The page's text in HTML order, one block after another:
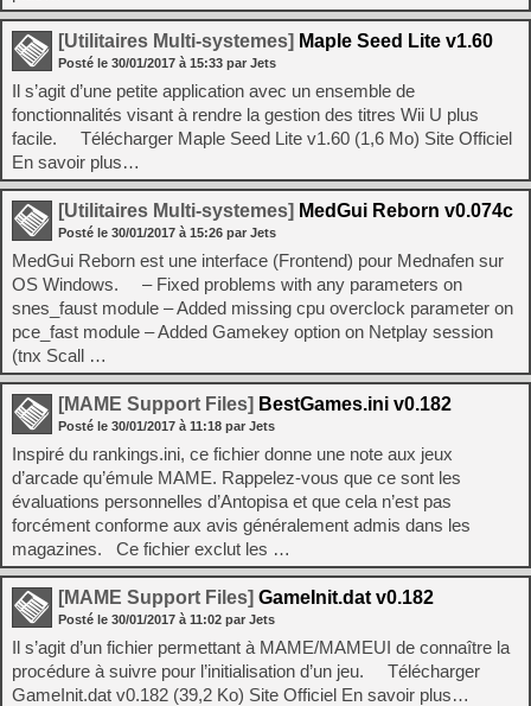
[Utilitaires Multi-systemes] Maple Seed Lite v1.60
Posté le 30/01/2017 à 15:33 par Jets
Il s’agit d’une petite application avec un ensemble de
fonctionnalités visant à rendre la gestion des titres Wii U plus
facile. Télécharger Maple Seed Lite v1.60 (1,6 Mo) Site Officiel
En savoir plus…
[Utilitaires Multi-systemes] MedGui Reborn v0.074c
Posté le 30/01/2017 à 15:26 par Jets
MedGui Reborn est une interface (Frontend) pour Mednafen sur
OS Windows. – Fixed problems with any parameters on
snes_faust module – Added missing cpu overclock parameter on
pce_fast module – Added Gamekey option on Netplay session
(tnx Scall …
[MAME Support Files] BestGames.ini v0.182
Posté le 30/01/2017 à 11:18 par Jets
Inspiré du rankings.ini, ce fichier donne une note aux jeux
d’arcade qu’émule MAME. Rappelez-vous que ce sont les
évaluations personnelles d’Antopisa et que cela n’est pas
forcément conforme aux avis généralement admis dans les
magazines. Ce fichier exclut les …
[MAME Support Files] GameInit.dat v0.182
Posté le 30/01/2017 à 11:02 par Jets
Il s’agit d’un fichier permettant à MAME/MAMEUI de connaître la
procédure à suivre pour l’initialisation d’un jeu. Télécharger
GameInit.dat v0.182 (39,2 Ko) Site Officiel En savoir plus…